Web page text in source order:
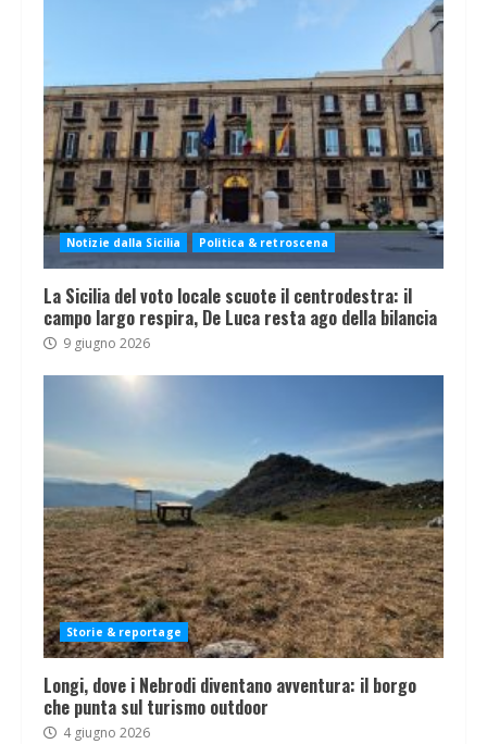
Notizie dalla Sicilia Politica & retroscena
La Sicilia del voto locale scuote il centrodestra: il
campo largo respira, De Luca resta ago della bilancia
9 giugno 2026
Storie & reportage
Longi, dove i Nebrodi diventano avventura: il borgo
che punta sul turismo outdoor
4 giugno 2026